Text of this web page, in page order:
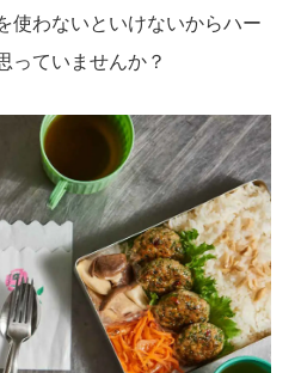
使わないといけないからハー
っていませんか？